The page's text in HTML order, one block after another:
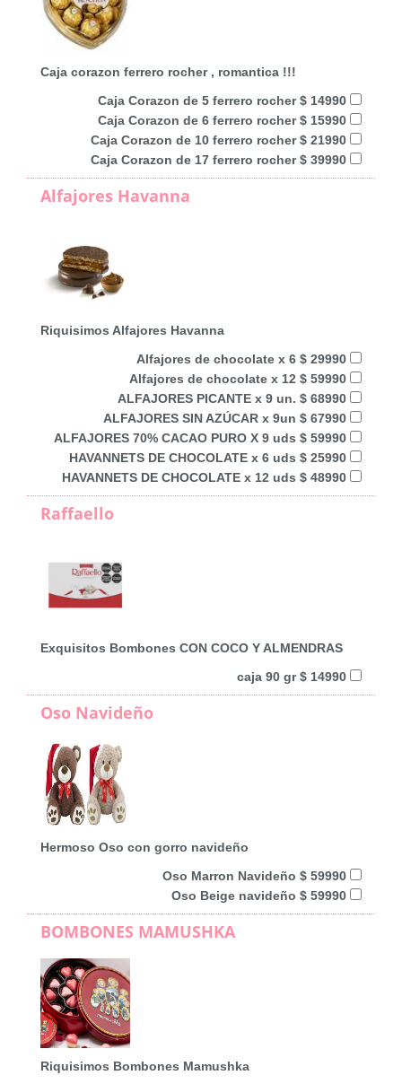
Caja corazon ferrero rocher , romantica !!!
Caja Corazon de 5 ferrero rocher $ 14990
Caja Corazon de 6 ferrero rocher $ 15990
Caja Corazon de 10 ferrero rocher $ 21990
Caja Corazon de 17 ferrero rocher $ 39990
Alfajores Havanna
Riquisimos Alfajores Havanna
Alfajores de chocolate x 6 $ 29990
Alfajores de chocolate x 12 $ 59990
ALFAJORES PICANTE x 9 un. $ 68990
ALFAJORES SIN AZÚCAR x 9un $ 67990
ALFAJORES 70% CACAO PURO X 9 uds $ 59990
HAVANNETS DE CHOCOLATE x 6 uds $ 25990
HAVANNETS DE CHOCOLATE x 12 uds $ 48990
Raffaello
Exquisitos Bombones CON COCO Y ALMENDRAS
caja 90 gr $ 14990
Oso Navideño
Hermoso Oso con gorro navideño
Oso Marron Navideño $ 59990
Oso Beige navideño $ 59990
BOMBONES MAMUSHKA
Riquisimos Bombones Mamushka